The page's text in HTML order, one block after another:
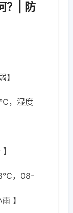
？| 防
】
，湿度
，08-
】